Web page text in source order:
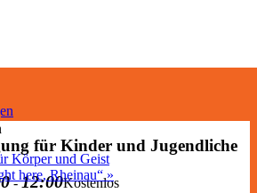
für Kinder und Jugendliche
-12:00Kostenlos
Körper und Geist
here, Rheinau“»